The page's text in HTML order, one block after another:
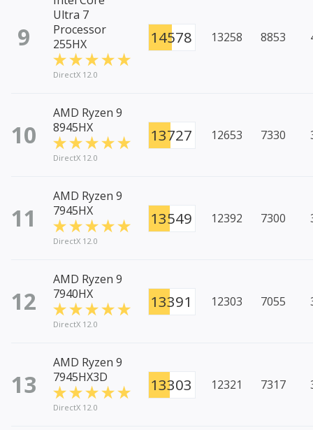
9
Ultra 7
Processor
255HX
DirectX 12.0
14578 13258 8853
10
AMD Ryzen 9
8945HX
DirectX 12.0
13727 12653 7330
11
AMD Ryzen 9
7945HX
DirectX 12.0
13549 12392 7300
12
AMD Ryzen 9
7940HX
DirectX 12.0
13391 12303 7055
13
AMD Ryzen 9
7945HX3D
DirectX 12.0
13303 12321 7317